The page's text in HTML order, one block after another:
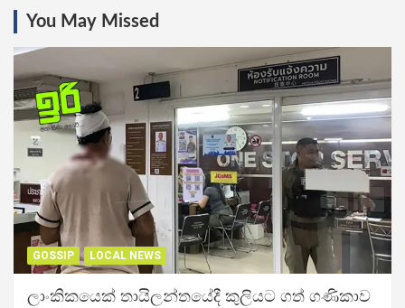
You May Missed
GOSSIP LOCAL NEWS
ලාංකිකයෙක් තායිලන්තයේදී කුලියට ගත් ගණිකාව